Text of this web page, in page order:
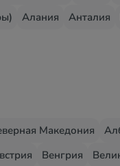
Алания Анталия
Македония
Венгрия